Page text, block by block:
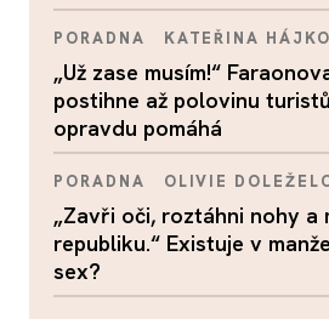
PORADNA KATEŘINA
„Už zase musím!“
postihne až polovinu
opravdu pomáhá
PORADNA OLIVIE
„Zavři oči, roztáhni nohy a
republiku.“ Existuje v
sex?